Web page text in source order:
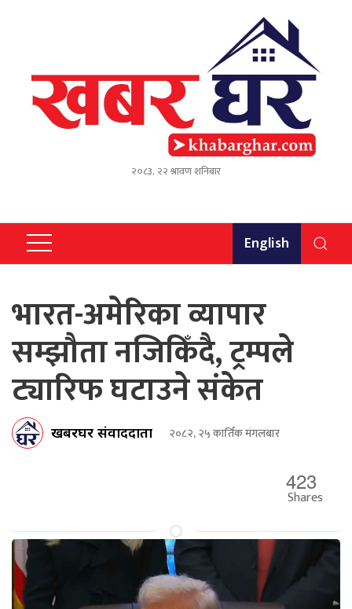
२०८३, २२ श्रावण शनिबार
English
भारत-अमेरिका व्यापार
सम्झौता नजिकिँदै, ट्रम्पले
ट्यारिफ घटाउने संकेत
खबरघर संवाददाता २०८२, २५ कार्तिक मंगलबार
423
Shares